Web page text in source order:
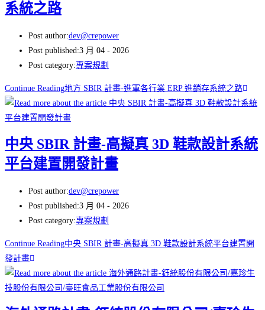
系統之路
Post author:dev@crepower
Post published:3 月 04 - 2026
Post category:專案規劃
Continue Reading地方 SBIR 計畫-進軍各行業 ERP 進銷存系統之路
中央 SBIR 計畫-高擬真 3D 鞋款設計系統
平台建置開發計畫
Post author:dev@crepower
Post published:3 月 04 - 2026
Post category:專案規劃
Continue Reading中央 SBIR 計畫-高擬真 3D 鞋款設計系統平台建置開
發計畫